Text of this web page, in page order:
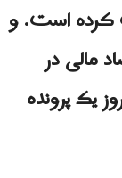
کرده است. و
مالی در
یک پرونده